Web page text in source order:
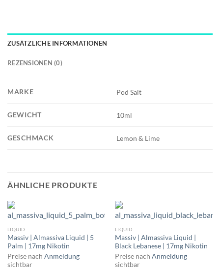
ZUSÄTZLICHE INFORMATIONEN
REZENSIONEN (0)
MARKE Pod Salt
GEWICHT 10ml
GESCHMACK Lemon & Lime
ÄHNLICHE PRODUKTE
LIQUID
Massiv | Almassiva Liquid | 5
Palm | 17mg Nikotin
Preise nach Anmeldung
sichtbar
LIQUID
Massiv | Almassiva Liquid |
Black Lebanese | 17mg Nikotin
Preise nach Anmeldung
sichtbar